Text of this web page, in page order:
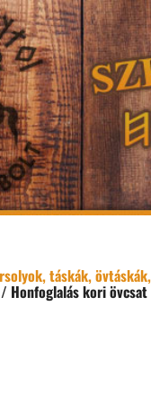
táskák,
/ Honfoglalás kori övcsat